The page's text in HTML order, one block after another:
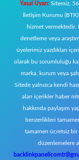
Yasal Uyarı: Sitemiz,
İletişim Kurumu (BTK)
hizmet
denetleme veya
üyelerimiz yazdıkları
olarak bu sorumluluğu
marka, kurum veya
Sitede yalnızca kendi
alan içerikler haber
hakkında paylaşım
benzerlikleri
tamamen ücretsiz bir
düzenlemelere